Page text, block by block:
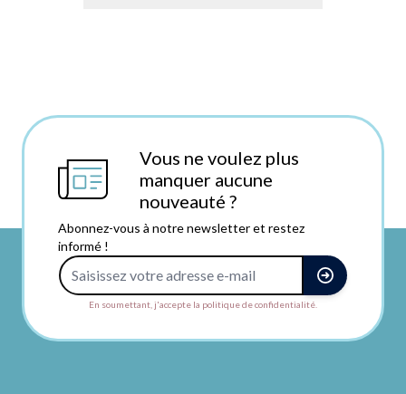
Vous ne voulez plus
manquer aucune
nouveauté ?
Abonnez-vous à notre newsletter et restez
informé !
En soumettant, j'accepte la politique de confidentialité.